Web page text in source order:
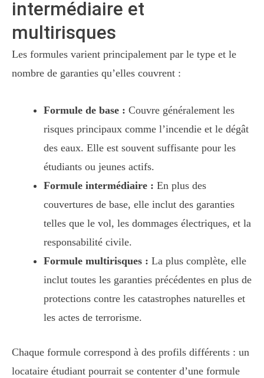
intermédiaire et
multirisques
Les formules varient principalement par le type et le
nombre de garanties qu’elles couvrent :
Formule de base : Couvre généralement les
risques principaux comme l’incendie et le dégât
des eaux. Elle est souvent suffisante pour les
étudiants ou jeunes actifs.
Formule intermédiaire : En plus des
couvertures de base, elle inclut des garanties
telles que le vol, les dommages électriques, et la
responsabilité civile.
Formule multirisques : La plus complète, elle
inclut toutes les garanties précédentes en plus de
protections contre les catastrophes naturelles et
les actes de terrorisme.
Chaque formule correspond à des profils différents : un
locataire étudiant pourrait se contenter d’une formule